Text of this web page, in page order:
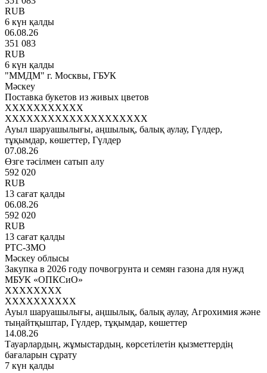
RUB
6 күн қалды
06.08.26
351 083
RUB
6 күн қалды
"ММДМ" г. Москвы, ГБУК
Мәскеу
Поставка букетов из живых цветов
XXXXXXXXXXX
XXXXXXXXXXXXXXXXXXXX
Ауыл шаруашылығы, аңшылық, балық аулау, Гүлдер,
тұқымдар, көшеттер, Гүлдер
07.08.26
Өзге тәсілмен сатып алу
592 020
RUB
13 сағат қалды
06.08.26
592 020
RUB
13 сағат қалды
РТС-ЗМО
Мәскеу облысы
Закупка в 2026 году почвогрунта и семян газона для нужд
МБУК «ОПКСиО»
XXXXXXXX
XXXXXXXXXX
Ауыл шаруашылығы, аңшылық, балық аулау, Агрохимия және
тыңайтқыштар, Гүлдер, тұқымдар, көшеттер
14.08.26
Тауарлардың, жұмыстардың, көрсетілетін қызметтердің
бағаларын сұрату
7 күн қалды